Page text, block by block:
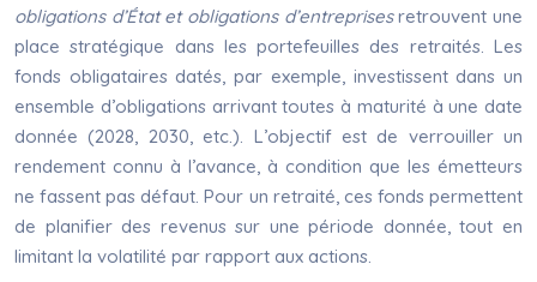
obligations d’État et obligations d’entreprisesretrouvent une
place stratégique dans les portefeuilles des retraités. Les
fonds obligataires datés, par exemple, investissent dans un
ensemble d’obligations arrivant toutes à maturité à une date
donnée (2028, 2030, etc.). L’objectif est de verrouiller un
rendement connu à l’avance, à condition que les émetteurs
ne fassent pas défaut. Pour un retraité, ces fonds permettent
de planifier des revenus sur une période donnée, tout en
limitant la volatilité par rapport aux actions.